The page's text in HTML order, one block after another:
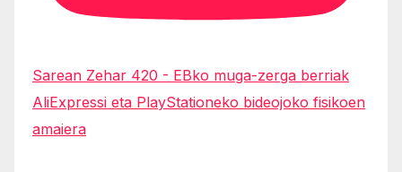
Sarean Zehar 420 - EBko muga-zerga berriak
AliExpressi eta PlayStationeko bideojoko fisikoen
amaiera